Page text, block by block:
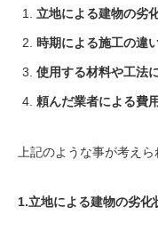
立地による建物の劣
時期による施工の違
使用する材料や工法
頼んだ業者による費
上記のような事が考えら
1.立地による建物の劣化